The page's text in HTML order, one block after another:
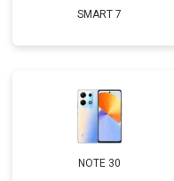
SMART 7
NOTE 30